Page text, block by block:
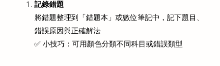
記錄錯題
將錯題整理到「錯題本」或數位筆記中，記下題目、
錯誤原因與正確解法
✅ 小技巧：可用顏色分類不同科目或錯誤類型